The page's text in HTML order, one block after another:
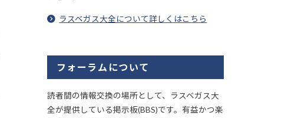
ラスベガス大全について詳しくはこちら
フォーラムについて
読者間の情報交換の場所として、ラスベガス大
全が提供している掲示板(BBS)です。有益かつ楽